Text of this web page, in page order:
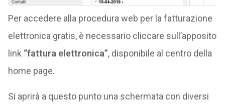
Per accedere alla procedura web per la fatturazione
elettronica gratis, è necessario cliccare sull’apposito
link “fattura elettronica”, disponibile al centro della
home page.
Si aprirà a questo punto una schermata con diversi